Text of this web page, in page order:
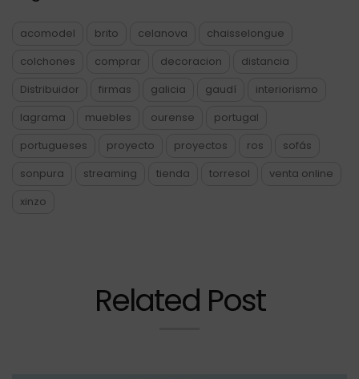
acomodel brito celanova
chaisselongue
colchones
comprar decoracion
distancia
Distribuidor
firmas galicia gaudí
interiorismo
lagrama
muebles ourense
portugal
portugueses
proyecto proyectos ros
sofás
sonpura
streaming tienda torresol
venta online
xinzo
Related Post